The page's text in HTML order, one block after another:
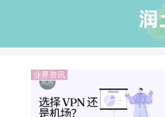
业界资讯